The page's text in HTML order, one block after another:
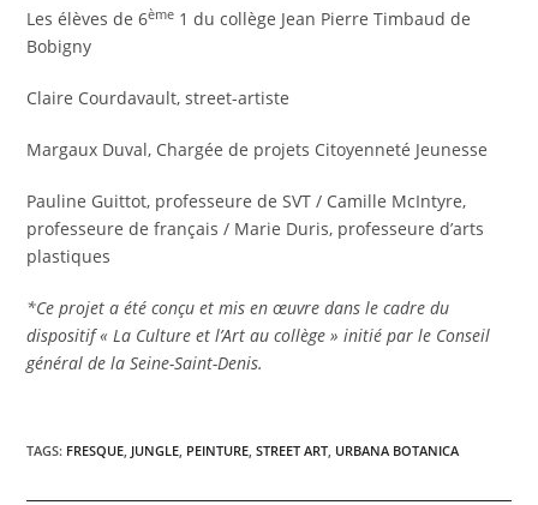
Les élèves de 6ème 1 du collège Jean Pierre Timbaud de
Bobigny
Claire Courdavault, street-artiste
Margaux Duval, Chargée de projets Citoyenneté Jeunesse
Pauline Guittot, professeure de SVT / Camille McIntyre,
professeure de français / Marie Duris, professeure d’arts
plastiques
*Ce projet a été conçu et mis en œuvre dans le cadre du
dispositif « La Culture et l’Art au collège » initié par le Conseil
général de la Seine-Saint-Denis.
TAGS: FRESQUE JUNGLE PEINTURE STREET ART URBANA BOTANICA